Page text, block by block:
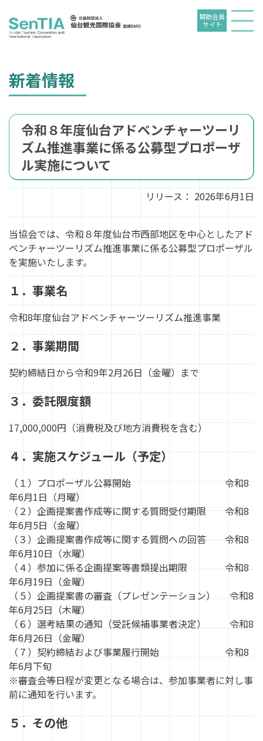
賛助会員
サイト
新着情報
令和８年度仙台アドベンチャーツーリ
ズム推進事業に係る公募型プロポーザ
ル実施について
リリース： 2026年6月1日
当協会では、令和８年度仙台市西部地区を中心としたアド
ベンチャーツーリズム推進事業に係る公募型プロポーザル
を実施いたします。
１．事業名
令和8年度仙台アドベンチャーツーリズム推進事業
２．事業期間
契約締結日から令和9年2月26日（金曜）まで
３．委託限度額
17,000,000円（消費税及び地方消費税を含む）
４．実施スケジュール（予定）
（１）プロポーザル公募開始 令和8
年6月1日（月曜）
（２）企画提案書作成等に関する質問受付期限 令和8
年6月5日（金曜）
（３）企画提案書作成等に関する質問への回答 令和8
年6月10日（水曜）
（４）参加に係る企画提案等書類提出期限 令和8
年6月19日（金曜）
（５）企画提案書の審査（プレゼンテーション） 令和8
年6月25日（木曜）
（６）選考結果の通知（受託候補事業者決定） 令和8
年6月26日（金曜）
（７）契約締結および事業履行開始 令和8
年6月下旬
※審査会等日程が変更となる場合は、参加事業者に対し事
前に通知を行います。
５．その他